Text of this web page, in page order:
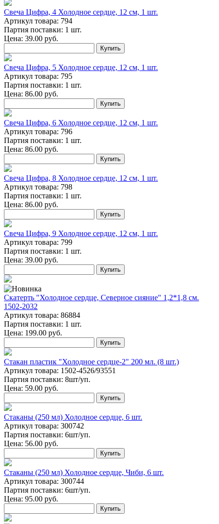
Свеча Цифра, 4 Холодное сердце, 12 см, 1 шт.
Артикул товара: 794
Партия поставки: 1 шт.
Цена: 39.00 руб.
Купить
Свеча Цифра, 5 Холодное сердце, 12 см, 1 шт.
Артикул товара: 795
Партия поставки: 1 шт.
Цена: 86.00 руб.
Купить
Свеча Цифра, 6 Холодное сердце, 12 см, 1 шт.
Артикул товара: 796
Партия поставки: 1 шт.
Цена: 86.00 руб.
Купить
Свеча Цифра, 8 Холодное сердце, 12 см, 1 шт.
Артикул товара: 798
Партия поставки: 1 шт.
Цена: 86.00 руб.
Купить
Свеча Цифра, 9 Холодное сердце, 12 см, 1 шт.
Артикул товара: 799
Партия поставки: 1 шт.
Цена: 39.00 руб.
Купить
Скатерть "Холодное сердце, Северное сияние" 1,2*1,8 см.
1502-2032
Артикул товара: 86884
Партия поставки: 1 шт.
Цена: 199.00 руб.
Купить
Стакан пластик "Холодное сердце-2" 200 мл. (8 шт.)
Артикул товара: 1502-4526/93551
Партия поставки: 8шт/уп.
Цена: 59.00 руб.
Купить
Стаканы (250 мл) Холодное сердце, 6 шт.
Артикул товара: 300742
Партия поставки: 6шт/уп.
Цена: 56.00 руб.
Купить
Стаканы (250 мл) Холодное сердце, Чиби, 6 шт.
Артикул товара: 300744
Партия поставки: 6шт/уп.
Цена: 95.00 руб.
Купить